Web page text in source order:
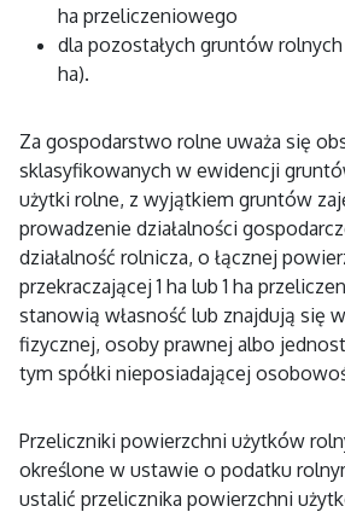
ha przeliczeniowego
dla pozostałych gruntów rolnych
ha).
Za gospodarstwo rolne uważa się
sklasyfikowanych w ewidencji
użytki rolne, z wyjątkiem gruntów
prowadzenie działalności
działalność rolnicza, o łącznej
przekraczającej 1 ha lub 1 ha
stanowią własność lub znajdują się
fizycznej, osoby prawnej albo
tym spółki nieposiadającej
Przeliczniki powierzchni użytków
określone w ustawie o podatku
ustalić przelicznika powierzchni